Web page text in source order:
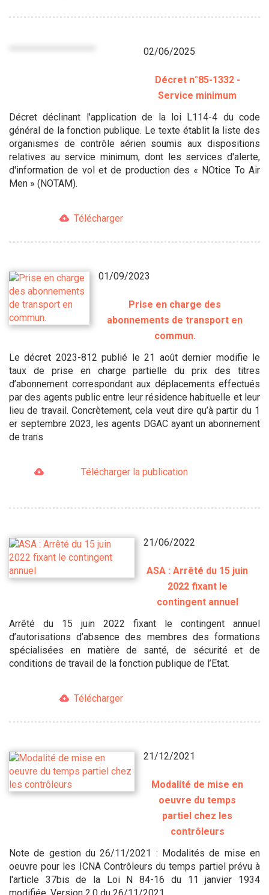
02/06/2025
Décret n°85-1332 -
Service minimum
Décret déclinant l'application de la loi L114-4 du code
général de la fonction publique. Le texte établit la liste des
organismes de contrôle aérien soumis aux dispositions
relatives au service minimum, dont les services d'alerte,
d'information de vol et de production des « NOtice To Air
Men » (NOTAM).
Télécharger
01/09/2023
Prise en charge des
abonnements de transport en
commun.
Le décret 2023-812 publié le 21 août dernier modifie le
taux de prise en charge partielle du prix des titres
d’abonnement correspondant aux déplacements effectués
par des agents public entre leur résidence habituelle et leur
lieu de travail. Concrètement, cela veut dire qu’à partir du 1
er septembre 2023, les agents DGAC ayant un abonnement
de trans
Télécharger la publication
21/06/2022
ASA : Arrêté du 15 juin
2022 fixant le
contingent annuel
Arrêté du 15 juin 2022 fixant le contingent annuel
d’autorisations d’absence des membres des formations
spécialisées en matière de santé, de sécurité et de
conditions de travail de la fonction publique de l’Etat.
Télécharger
21/12/2021
Modalité de mise en
oeuvre du temps
partiel chez les
contrôleurs
Note de gestion du 26/11/2021 : Modalités de mise en
oeuvre pour les ICNA Contrôleurs du temps partiel prévu à
l'article 37bis de la Loi N 84-16 du 11 janvier 1934